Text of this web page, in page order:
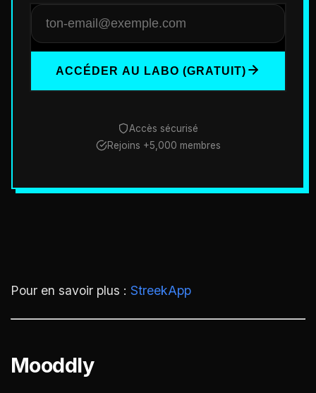
ACCÉDER AU LABO (GRATUIT)
Accès sécurisé
Rejoins +5,000 membres
Pour en savoir plus : StreekApp
Mooddly